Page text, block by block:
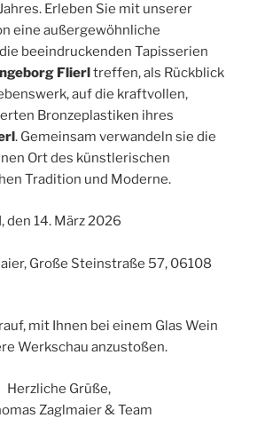
Erleben Sie mit unserer
eine außergewöhnliche
beeindruckenden Tapisserien
Flierltreffen, als Rückblick
auf die kraftvollen,
Bronzeplastiken ihres
. Gemeinsam verwandeln sie die
Ort des künstlerischen
Tradition und Moderne.
den 14. März 2026
Große Steinstraße 57, 06108
mit Ihnen bei einem Glas Wein
Werkschau anzustoßen.
Herzliche Grüße,
Zaglmaier & Team